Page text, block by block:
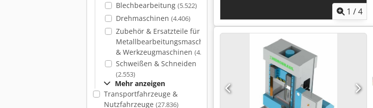
Blechbearbeitung (5.522)
Drehmaschinen (4.406)
Zubehör & Ersatzteile für
Metallbearbeitungsmaschinen
& Werkzeugmaschinen (4.089)
Schweißen & Schneiden
(2.553)
Mehr anzeigen
Transportfahrzeuge &
Nutzfahrzeuge (27.836)
1 /4